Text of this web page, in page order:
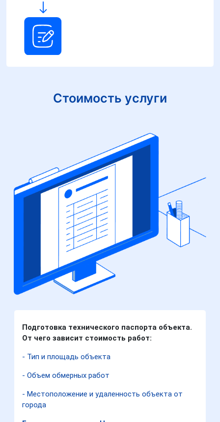
Стоимость услуги
Подготовка технического паспорта объекта.
От чего зависит стоимость работ:
- Тип и площадь объекта
- Объем обмерных работ
- Местоположение и удаленность объекта от
города